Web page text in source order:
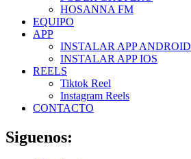
HOSANNA FM
EQUIPO
APP
INSTALAR APP ANDROID
INSTALAR APP IOS
REELS
Tiktok Reel
Instagram Reels
CONTACTO
Siguenos: